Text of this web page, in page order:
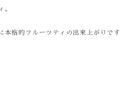
。
格的フルーツティの出来上がりで